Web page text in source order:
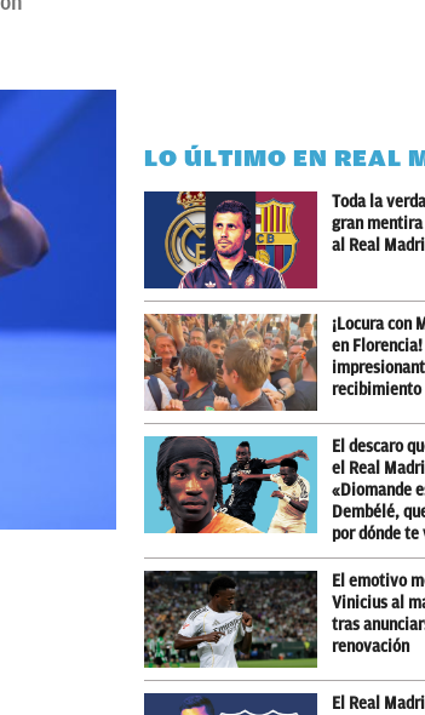
LO ÚLTIMO EN REAL
Toda la
gran mentira
al Real
¡Locura con
en
recibimiento
El descaro
el Real
«Diomande
Dembélé,
por dónde te
El emotivo
Vinicius al
tras
renovación
El Real